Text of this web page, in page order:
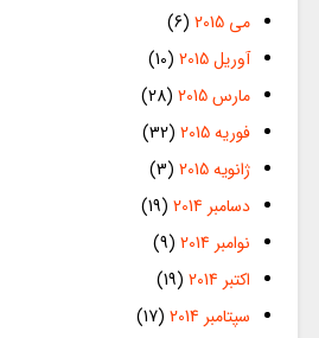
می 2015
(6)
آوریل 2015
(10)
مارس 2015
(28)
فوریه 2015
(32)
ژانویه 2015
(3)
دسامبر 2014
(19)
نوامبر 2014
(9)
اکتبر 2014
(19)
سپتامبر 2014
(17)